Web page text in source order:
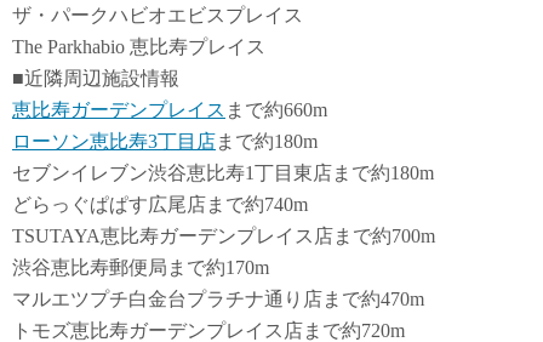
ザ・パークハビオエビスプレイス
The Parkhabio 恵比寿プレイス
■近隣周辺施設情報
恵比寿ガーデンプレイス まで約660m
ローソン恵比寿3丁目店まで約180m
セブンイレブン渋谷恵比寿1丁目東店まで約180m
どらっぐぱぱす広尾店まで約740m
TSUTAYA恵比寿ガーデンプレイス店まで約700m
渋谷恵比寿郵便局まで約170m
マルエツプチ白金台プラチナ通り店まで約470m
トモズ恵比寿ガーデンプレイス店まで約720m